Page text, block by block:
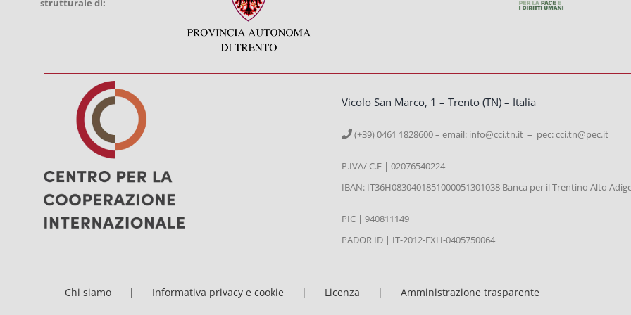
strutturale di:
Vicolo San Marco, 1 – Trento (TN) – Italia
(+39) 0461 1828600 – email: info@cci.tn.it – pec: cci.tn@pec.it
P.IVA/ C.F | 02076540224
IBAN: IT36H0830401851000051301038 Banca per il Trentino Alto
PIC | 940811149
PADOR ID | IT-2012-EXH-0405750064
Chi siamo Informativa privacy e cookie Licenza Amministrazione trasparente